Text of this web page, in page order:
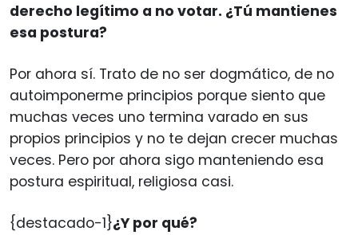
derecho legítimo a no votar. ¿Tú mantienes
esa postura?
Por ahora sí. Trato de no ser dogmático, de no
autoimponerme principios porque siento que
muchas veces uno termina varado en sus
propios principios y no te dejan crecer muchas
veces. Pero por ahora sigo manteniendo esa
postura espiritual, religiosa casi.
{destacado-1}¿Y por qué?